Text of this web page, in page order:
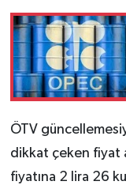
ÖTV
dikkat çeken fiyat
fiyatına 2 lira 26